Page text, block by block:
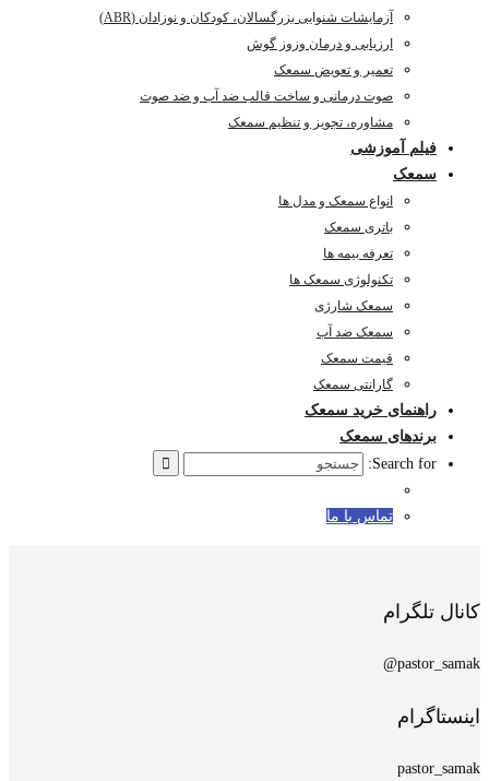
آزمایشات شنوایی بزرگسالان، کودکان و نوزادان (ABR)
ارزیابی و درمان وزوز گوش
تعمیر و تعویض سمعک
صوت درمانی و ساخت قالب ضد آب و ضد صوت
مشاوره، تجویز و تنظیم سمعک
فیلم آموزشی
سمعک
انواع سمعک و مدل ها
باتری سمعک
تعرفه بیمه ها
تکنولوژی سمعک ها
سمعک شارژی
سمعک ضد آب
قیمت سمعک
گارانتی سمعک
راهنمای خرید سمعک
برندهای سمعک
Search for:
تماس با ما
کانال تلگرام
pastor_samak@
اینستاگرام
pastor_samak